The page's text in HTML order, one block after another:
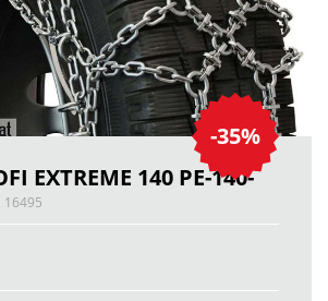
-35%
EXTREME 140 PE-140-
16495